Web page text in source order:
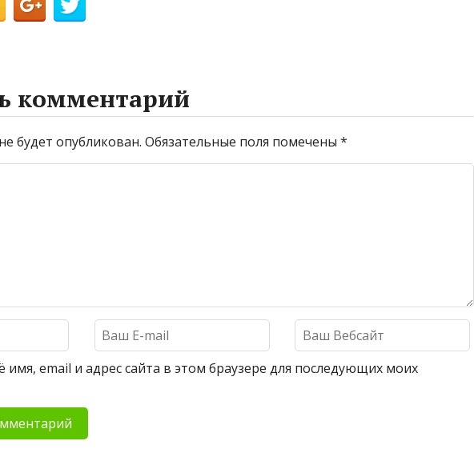
комментарий
будет опубликован. Обязательные поля помечены *
имя, email и адрес сайта в этом браузере для последующих моих